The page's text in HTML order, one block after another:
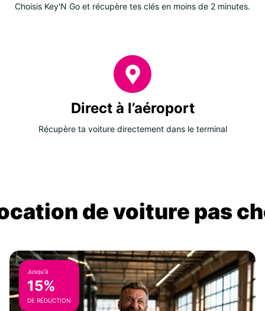
Choisis Key'N Go et récupère tes clés en moins de 2 minutes.
Direct à l’aéroport
Récupère ta voiture directement dans le terminal
de voiture pas
Jusqu'à
15%
DE RÉDUCTION